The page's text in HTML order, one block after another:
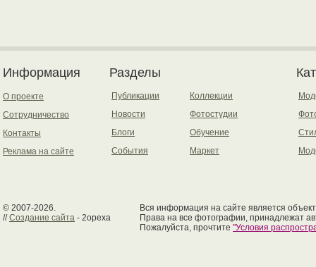
Информация
О проекте
Сотрудничество
Контакты
Реклама на сайте
Разделы
Публикации
Новости
Блоги
События
Коллекции
Фотостудии
Обучение
Маркет
© 2007-2026.
//Создание сайта - 2opexa
Вся информация на сайте является
Права на все фотографии, принадлежат
Пожалуйста, прочтите "Условия